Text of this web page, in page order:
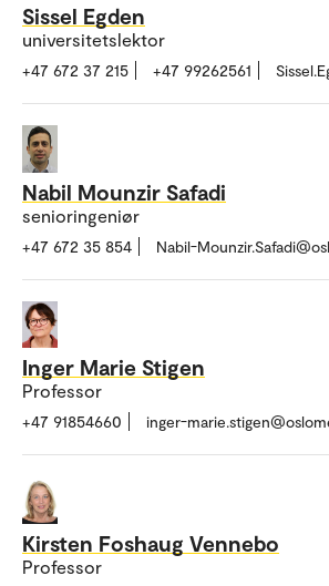
Sissel Egden
universitetslektor
+47 672 37 215 +47 99262561
Nabil Mounzir Safadi
senioringeniør
+47 672 35 854 Nabil-
Inger Marie Stigen
Professor
+47 91854660 inger-
Kirsten Foshaug Vennebo
Professor